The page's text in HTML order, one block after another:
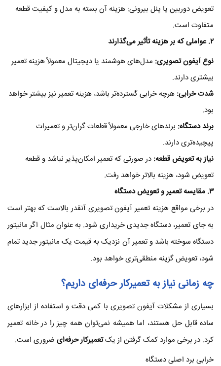
تعویض دوربین یا پنل بیرونی: هزینه آن بسته به مدل و کیفیت قطعه
متفاوت است.
۲. عواملی که بر هزینه تأثیر می‌گذارند
نوع آیفون تصویری: مدل‌های هوشمند یا دیجیتال معمولاً هزینه تعمیر
بیشتری دارند.
شدت خرابی: هرچه خرابی گسترده‌تر باشد، هزینه تعمیر نیز بیشتر خواهد
بود.
برند دستگاه: برندهای خارجی معمولاً قطعات گران‌تر و تعمیرات
پیچیده‌تری دارند.
نیاز به تعویض قطعه: در صورتی که تعمیر امکان‌پذیر نباشد و قطعه
تعویض شود، هزینه بالاتر خواهد رفت.
۳. مقایسه تعمیر و تعویض دستگاه
در برخی مواقع هزینه تعمیر آیفون تصویری آنقدر بالاست که بهتر است
به جای تعمیر، دستگاه جدیدی خریداری شود. به عنوان مثال اگر مانیتور
دستگاه سوخته باشد و تعمیر آن نزدیک به قیمت یک مانیتور جدید تمام
شود، تعویض گزینه منطقی‌تری خواهد بود.
چه زمانی نیاز به تعمیرکار حرفه‌ای داریم؟
بسیاری از مشکلات آیفون تصویری با کمی دقت و استفاده از ابزارهای
ساده قابل حل هستند، اما همیشه نمی‌توان همه چیز را در خانه تعمیر
کرد. در برخی موارد کمک گرفتن از یکتعمیرکار حرفه‌ای ضروری است.
خرابی برد اصلی دستگاه